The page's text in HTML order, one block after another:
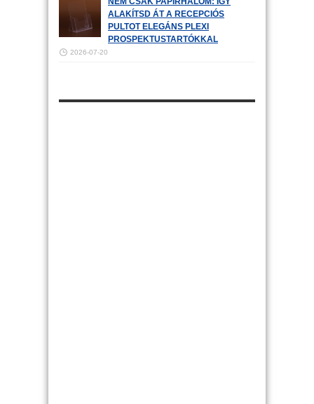
ALAKÍTSD ÁT A RECEPCIÓS
PULTOT ELEGÁNS PLEXI
PROSPEKTUSTARTÓKKAL
2026-07-20